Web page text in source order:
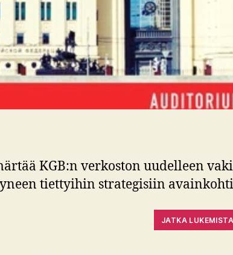
KGB:n verkoston uudelleen
tiettyihin strategisiin
JATKA LUKEMISTA